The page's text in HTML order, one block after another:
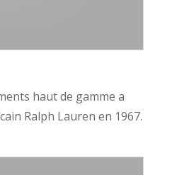
haut de gamme a
Ralph Lauren en 1967.